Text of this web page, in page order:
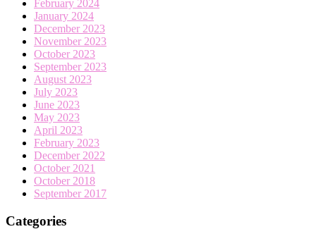
February 2024
January 2024
December 2023
November 2023
October 2023
September 2023
August 2023
July 2023
June 2023
May 2023
April 2023
February 2023
December 2022
October 2021
October 2018
September 2017
Categories